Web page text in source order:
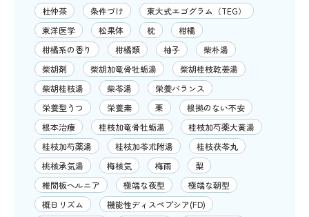
杜仲茶
条件づけ
東大式エゴグラム（TEG）
東洋医学
松果体 枕
柑橘
柑橘系の香り
柑橘類 柚子
柴朴湯
柴胡剤
柴胡加竜骨牡蛎湯
柴胡桂枝乾姜湯
柴胡桂枝湯
柴苓湯
栄養バランス
栄養型うつ
栄養素 栗
根拠のない不安
根本治療
桂枝加竜骨牡蛎湯
桂枝加芍薬大黄湯
桂枝加芍薬湯
桂枝加苓朮附湯
桂枝茯苓丸
桃核承気湯
梅核気 梅雨
梨
椎間板ヘルニア
極端な夜型
極端な朝型
概日リズム
機能性ディスペプシア(FD)